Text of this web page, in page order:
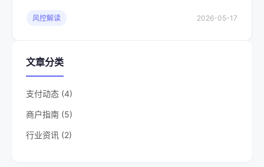
风控解读 2026-05-17
文章分类
支付动态 (4)
商户指南 (5)
行业资讯 (2)